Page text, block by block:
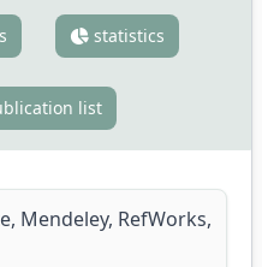
statistics
list
Mendeley, RefWorks,